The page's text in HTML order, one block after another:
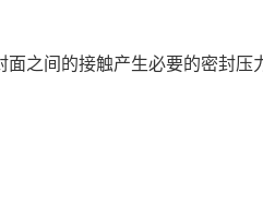
之间的接触产生必要的密封压